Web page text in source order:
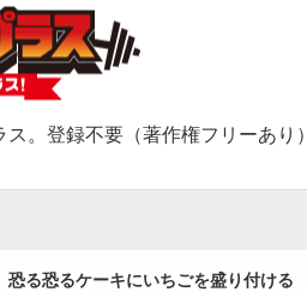
。登録不要（著作権フリーあり）
恐る恐るケーキにいちごを盛り付ける